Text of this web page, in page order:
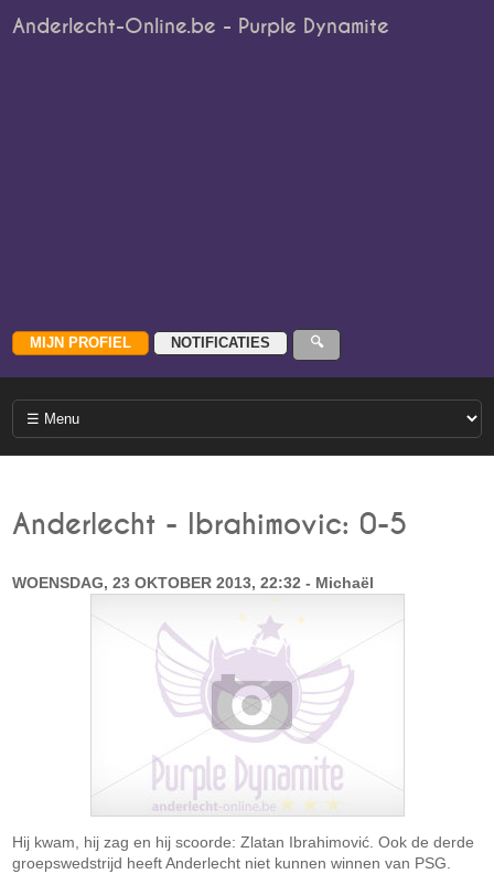
Anderlecht-Online.be - Purple Dynamite
Anderlecht - Ibrahimovic: 0-5
WOENSDAG, 23 OKTOBER 2013, 22:32 - Michaël
Hij kwam, hij zag en hij scoorde: Zlatan Ibrahimović. Ook de derde
groepswedstrijd heeft Anderlecht niet kunnen winnen van PSG.